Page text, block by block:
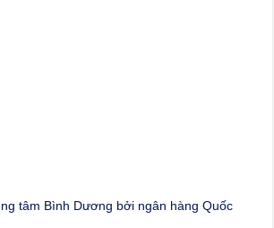
tâm Bình Dương bởi ngân hàng Quốc